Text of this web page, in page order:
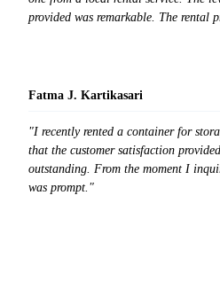
provided was remarkable. The rental
Fatma J. Kartikasari
"I recently rented a container for
that the customer satisfaction
outstanding. From the moment I
was prompt."